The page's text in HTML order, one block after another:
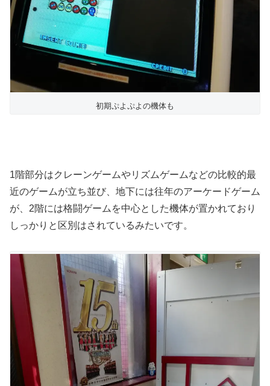
初期ぷよぷよの機体も
1階部分はクレーンゲームやリズムゲームなどの比較的最
近のゲームが立ち並び、地下には往年のアーケードゲーム
が、2階には格闘ゲームを中心とした機体が置かれており
しっかりと区別はされているみたいです。